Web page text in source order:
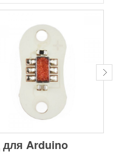
Arduino